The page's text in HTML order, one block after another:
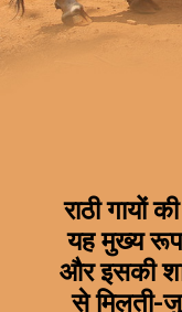
राठी गायों
यह मुख्य रूप
और इसकी
से मिलती-